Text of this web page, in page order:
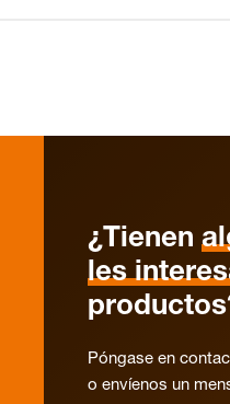
¿Tienen
les
Póngase en
o envíenos un